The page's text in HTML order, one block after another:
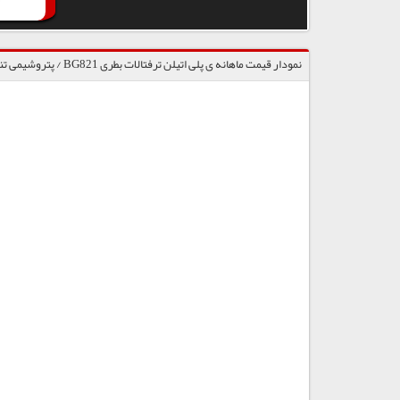
نمودار قیمت ماهانه ی پلی اتیلن ترفتالات بطری BG821 / پتروشیمی تندگویان